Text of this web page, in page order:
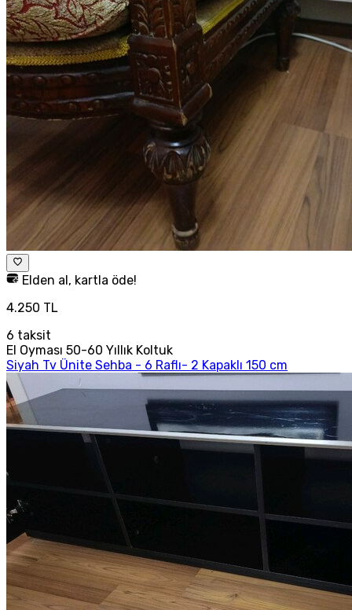
Elden al, kartla öde!
4.250 TL
6 taksit
El Oyması 50-60 Yıllık Koltuk
Siyah Tv Ünite Sehba - 6 Raflı- 2 Kapaklı 150 cm